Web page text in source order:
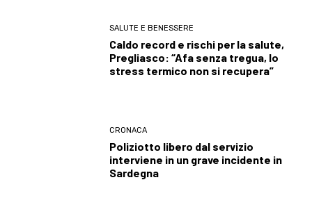
SALUTE E BENESSERE
Caldo record e rischi per la salute,
Pregliasco: “Afa senza tregua, lo
stress termico non si recupera”
CRONACA
Poliziotto libero dal servizio
interviene in un grave incidente in
Sardegna